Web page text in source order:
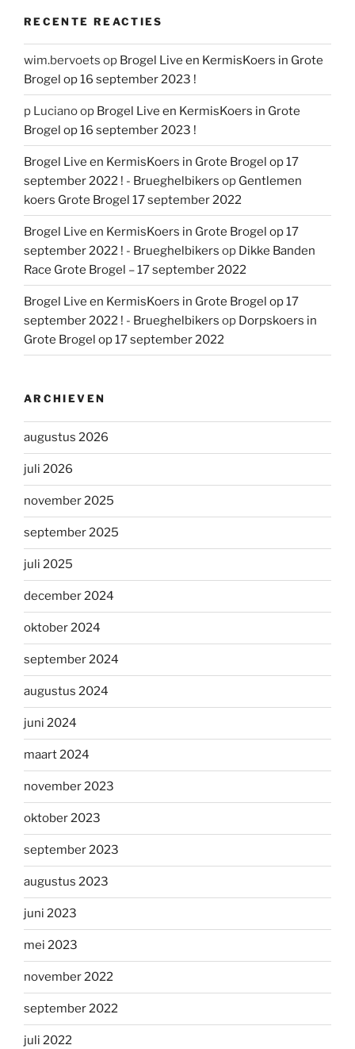
RECENTE REACTIES
wim.bervoets op Brogel Live en KermisKoers in Grote
Brogel op 16 september 2023 !
p Lucianoop Brogel Live en KermisKoers in Grote
Brogel op 16 september 2023 !
Brogel Live en KermisKoers in Grote Brogel op 17
september 2022 ! - Brueghelbikers op Gentlemen
koers Grote Brogel 17 september 2022
Brogel Live en KermisKoers in Grote Brogel op 17
september 2022 ! - Brueghelbikers op Dikke Banden
Race Grote Brogel – 17 september 2022
Brogel Live en KermisKoers in Grote Brogel op 17
september 2022 ! - Brueghelbikers op Dorpskoers in
Grote Brogel op 17 september 2022
ARCHIEVEN
augustus 2026
juli 2026
november 2025
september 2025
juli 2025
december 2024
oktober 2024
september 2024
augustus 2024
juni 2024
maart 2024
november 2023
oktober 2023
september 2023
augustus 2023
juni 2023
mei 2023
november 2022
september 2022
juli 2022